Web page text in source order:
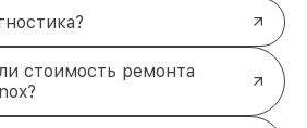
стоимость ремонта